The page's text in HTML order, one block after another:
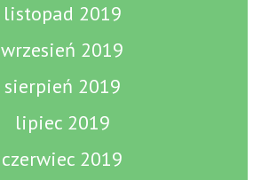
listopad 2019
wrzesień 2019
sierpień 2019
lipiec 2019
czerwiec 2019